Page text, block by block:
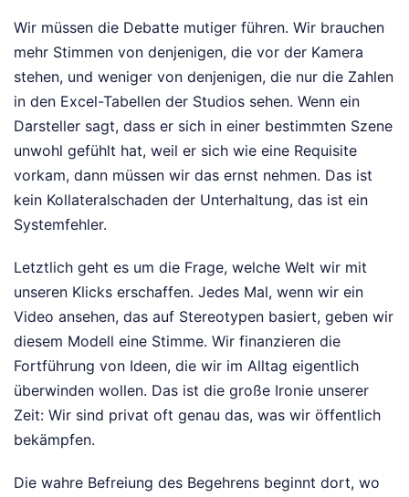
Wir müssen die Debatte mutiger führen. Wir brauchen
mehr Stimmen von denjenigen, die vor der Kamera
stehen, und weniger von denjenigen, die nur die Zahlen
in den Excel-Tabellen der Studios sehen. Wenn ein
Darsteller sagt, dass er sich in einer bestimmten Szene
unwohl gefühlt hat, weil er sich wie eine Requisite
vorkam, dann müssen wir das ernst nehmen. Das ist
kein Kollateralschaden der Unterhaltung, das ist ein
Systemfehler.
Letztlich geht es um die Frage, welche Welt wir mit
unseren Klicks erschaffen. Jedes Mal, wenn wir ein
Video ansehen, das auf Stereotypen basiert, geben wir
diesem Modell eine Stimme. Wir finanzieren die
Fortführung von Ideen, die wir im Alltag eigentlich
überwinden wollen. Das ist die große Ironie unserer
Zeit: Wir sind privat oft genau das, was wir öffentlich
bekämpfen.
Die wahre Befreiung des Begehrens beginnt dort, wo